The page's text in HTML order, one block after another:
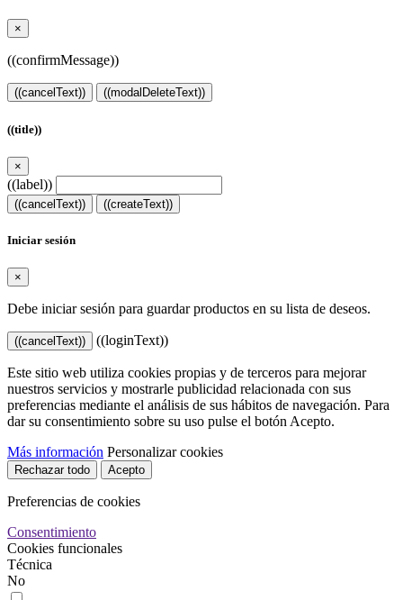
×
((confirmMessage))
((cancelText)) ((modalDeleteText))
((title))
×
((label))
((cancelText)) ((createText))
Iniciar sesión
×
Debe iniciar sesión para guardar productos en su lista de deseos.
((cancelText)) ((loginText))
Este sitio web utiliza cookies propias y de terceros para mejorar
nuestros servicios y mostrarle publicidad relacionada con sus
preferencias mediante el análisis de sus hábitos de navegación. Para
dar su consentimiento sobre su uso pulse el botón Acepto.
Más información Personalizar cookies
Rechazar todo Acepto
Preferencias de cookies
Consentimiento
Cookies funcionales
Técnica
No